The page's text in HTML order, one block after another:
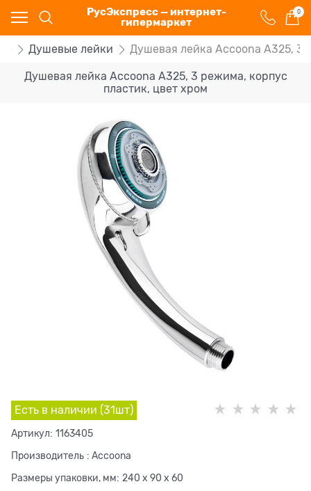
РусЭкспресс — интернет-
гипермаркет
0
Душевые лейки Душевая лейка Accoona A325, 3
Душевая лейка Accoona A325, 3 режима, корпус
пластик, цвет хром
Есть в наличии (31шт)
Артикул: 1163405
Производитель : Accoona
Размеры упаковки, мм: 240 x 90 x 60